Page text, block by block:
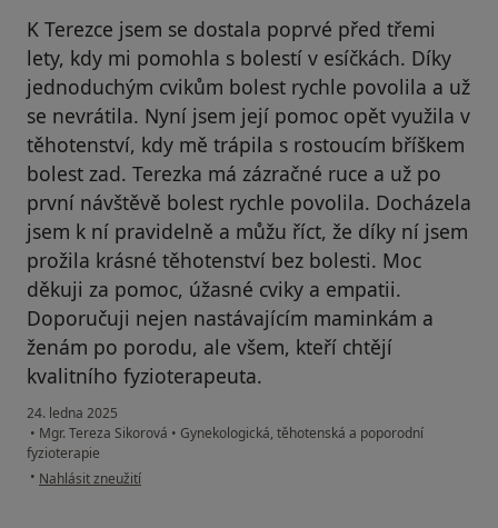
K Terezce jsem se dostala poprvé před třemi
lety, kdy mi pomohla s bolestí v esíčkách. Díky
jednoduchým cvikům bolest rychle povolila a už
se nevrátila. Nyní jsem její pomoc opět využila v
těhotenství, kdy mě trápila s rostoucím bříškem
bolest zad. Terezka má zázračné ruce a už po
první návštěvě bolest rychle povolila. Docházela
jsem k ní pravidelně a můžu říct, že díky ní jsem
prožila krásné těhotenství bez bolesti. Moc
děkuji za pomoc, úžasné cviky a empatii.
Doporučuji nejen nastávajícím maminkám a
ženám po porodu, ale všem, kteří chtějí
kvalitního fyzioterapeuta.
24. ledna 2025
• Mgr. Tereza Sikorová • Gynekologická, těhotenská a poporodní
fyzioterapie
• podle názoru uživatele Aneta Bukovjan
Nahlásit zneužití